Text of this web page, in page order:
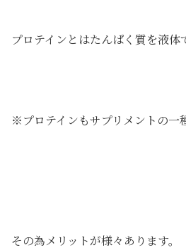
プロテインとはたんぱく質を液体
※プロテインもサプリメントの一
その為メリットが様々あります。